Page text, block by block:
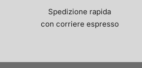
Spedizione rapida
con corriere espresso